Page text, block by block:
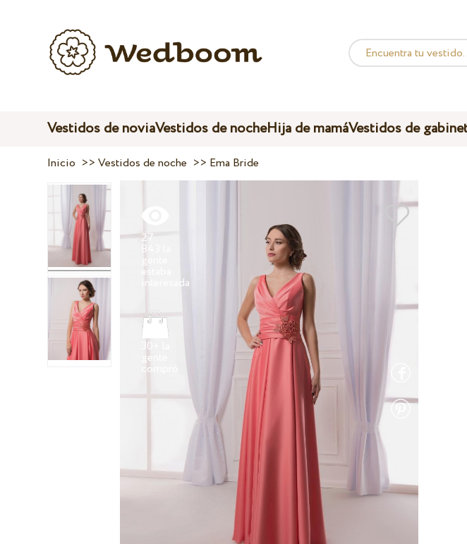
Vestidos de noviaVestidos de nocheHija de mamáVestidos de
Inicio >>Vestidos de noche >> Ema Bride
27
843 la
gente
estaba
30+ la
gente